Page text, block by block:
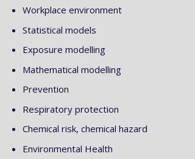
Workplace environment
Statistical models
Exposure modelling
Mathematical modelling
Prevention
Respiratory protection
Chemical risk, chemical hazard
Environmental Health